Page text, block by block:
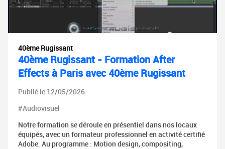
40ème Rugissant
40ème Rugissant - Formation After
Effects à Paris avec 40ème Rugissant
Publié le 12/05/2026
#Audiovisuel
Notre formation se déroule en présentiel dans nos locaux
équipés, avec un formateur professionnel en activité certifié
Adobe. Au programme : Motion design, compositing,